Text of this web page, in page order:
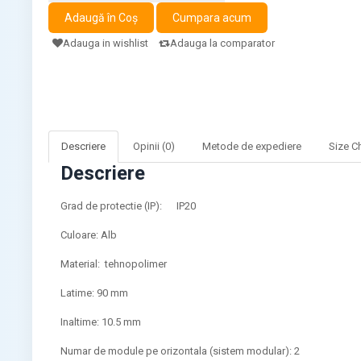
Adauga in wishlist Adauga la comparator
Descriere Opinii (0) Metode de expediere Size
Descriere
Grad de protectie (IP): IP20
Culoare: Alb
Material: tehnopolimer
Latime: 90 mm
Inaltime: 10.5 mm
Numar de module pe orizontala (sistem modular): 2